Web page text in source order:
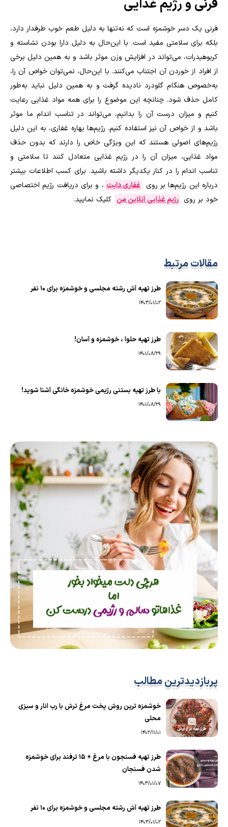
فرنی و رژیم غذایی
فرنی یک دسر خوشمزه است که نه‌تنها به دلیل طعم خوب طرفدار دارد،
بلکه برای سلامتی مفید است. با این‌حال به دلیل دارا بودن نشاسته و
کربوهیدرات، می‌تواند در افزایش وزن موثر باشد و به همین دلیل برخی
از افراد از خوردن آن اجتناب می‌کنند. با این‌حال، نمی‌توان خواص آن را،
به‌خصوص هنگام گلودرد نادیده گرفت و به همین دلیل نباید به‌طور
کامل حذف شود. چنانچه این موضوع را برای همه مواد غذایی رعایت
کنیم و میزان درست آن را بدانیم، می‌تواند در تناسب اندام ما موثر
باشد و از خواص آن نیز استفاده کنیم. رژیم‌ها بهاره غفاری، به این دلیل
رژیم‌های اصولی هستند که این ویژگی خاص را دارند که بدون حذف
مواد غذایی، میزان آن را در رژیم غذایی متعادل کنند تا سلامتی و
تناسب اندام را در کنار یکدیگر داشته باشید. برای کسب اطلاعات بیشتر
درباره این رژیم‌ها بر روی غفاری دایت ، و برای دریافت رژیم اختصاصی
خود بر روی رژیم غذایی آنلاین من کلیک نمایید.
مقالات مرتبط
طرز تهیه آش رشته مجلسی و خوشمزه برای ۱۰ نفر
1403/01/02
طرز تهیه حلوا ، خوشمزه و آسان!
1401/08/29
با طرز تهیه بستنی رژیمی خوشمزه خانگی آشنا شوید!
1401/08/29
پربازدیدترین مطالب
خوشمزه ترین روش پخت مرغ ترش با رب انار و سبزی
محلی
1402/11/01
طرز تهیه فسنجون با مرغ + 15 ترفند برای خوشمزه
شدن فسنجان
1403/01/07
طرز تهیه آش رشته مجلسی و خوشمزه برای ۱۰ نفر
1403/01/02